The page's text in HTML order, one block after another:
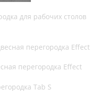
для рабочих столов
перегородка Effect